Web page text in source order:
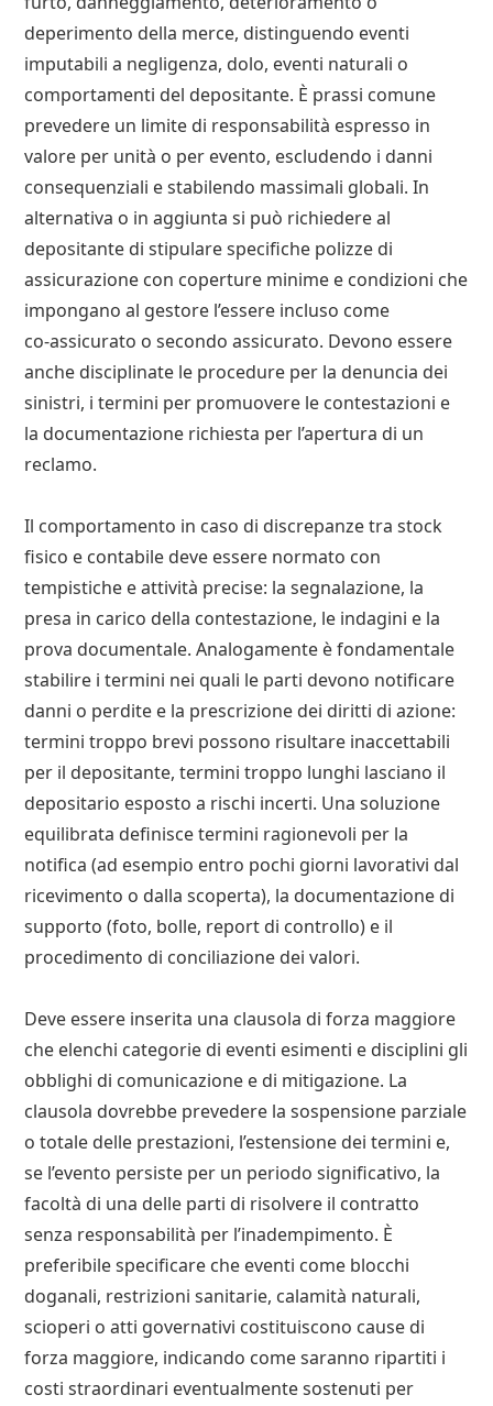
deperimento della merce, distinguendo eventi
imputabili a negligenza, dolo, eventi naturali o
comportamenti del depositante. È prassi comune
prevedere un limite di responsabilità espresso in
valore per unità o per evento, escludendo i danni
consequenziali e stabilendo massimali globali. In
alternativa o in aggiunta si può richiedere al
depositante di stipulare specifiche polizze di
assicurazione con coperture minime e condizioni che
impongano al gestore l’essere incluso come
co‑assicurato o secondo assicurato. Devono essere
anche disciplinate le procedure per la denuncia dei
sinistri, i termini per promuovere le contestazioni e
la documentazione richiesta per l’apertura di un
reclamo.
Il comportamento in caso di discrepanze tra stock
fisico e contabile deve essere normato con
tempistiche e attività precise: la segnalazione, la
presa in carico della contestazione, le indagini e la
prova documentale. Analogamente è fondamentale
stabilire i termini nei quali le parti devono notificare
danni o perdite e la prescrizione dei diritti di azione:
termini troppo brevi possono risultare inaccettabili
per il depositante, termini troppo lunghi lasciano il
depositario esposto a rischi incerti. Una soluzione
equilibrata definisce termini ragionevoli per la
notifica (ad esempio entro pochi giorni lavorativi dal
ricevimento o dalla scoperta), la documentazione di
supporto (foto, bolle, report di controllo) e il
procedimento di conciliazione dei valori.
Deve essere inserita una clausola di forza maggiore
che elenchi categorie di eventi esimenti e disciplini gli
obblighi di comunicazione e di mitigazione. La
clausola dovrebbe prevedere la sospensione parziale
o totale delle prestazioni, l’estensione dei termini e,
se l’evento persiste per un periodo significativo, la
facoltà di una delle parti di risolvere il contratto
senza responsabilità per l’inadempimento. È
preferibile specificare che eventi come blocchi
doganali, restrizioni sanitarie, calamità naturali,
scioperi o atti governativi costituiscono cause di
forza maggiore, indicando come saranno ripartiti i
costi straordinari eventualmente sostenuti per